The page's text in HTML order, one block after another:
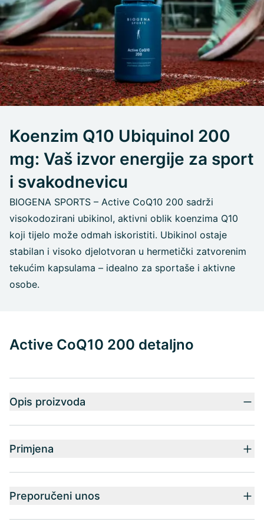
Koenzim Q10 Ubiquinol 200
mg: Vaš izvor energije za sport
i svakodnevicu
BIOGENA SPORTS – Active CoQ10 200 sadrži
visokodozirani ubikinol, aktivni oblik koenzima Q10
koji tijelo može odmah iskoristiti. Ubikinol ostaje
stabilan i visoko djelotvoran u hermetički zatvorenim
tekućim kapsulama – idealno za sportaše i aktivne
osobe.
Active CoQ10 200 detaljno
Opis proizvoda
Primjena
Preporučeni unos